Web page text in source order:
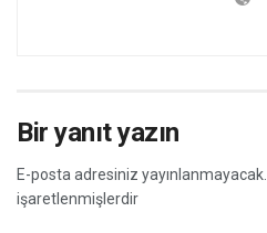
Bir yanıt yazın
E-posta adresiniz yayınlanmayacak.
işaretlenmişlerdir